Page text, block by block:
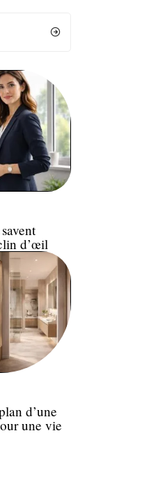
d’œil
d’une
une vie